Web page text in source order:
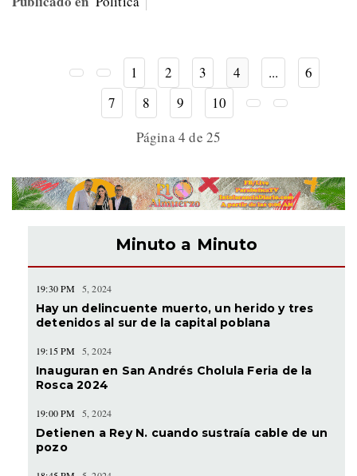
1 2 3 4 ...
6
7
8 9
10
Página 4 de 25
Minuto a Minuto
19:30 PM 5, 2024
Hay un delincuente muerto, un herido y tres
detenidos al sur de la capital poblana
19:15 PM 5, 2024
Inauguran en San Andrés Cholula Feria de la
Rosca 2024
19:00 PM 5, 2024
Detienen a Rey N. cuando sustraía cable de un
pozo